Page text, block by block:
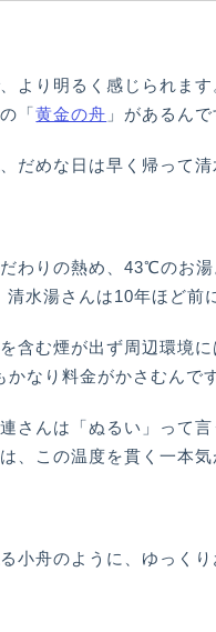
より明るく感じられます
「黄金の舟 」があるん
だめな日は早く帰って
わりの熱め、43℃のお湯
水湯さんは10年ほど前
含む煙が出ず周辺環境に
なり料金がかさむんで
さんは「ぬるい」って
、この温度を貫く一本気
小舟のように、ゆっくり